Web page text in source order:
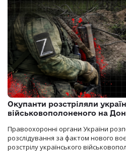
Окупанти розстріляли
військовополоненого на
Правоохоронні органи України
розслідування за фактом нового
розстрілу українського